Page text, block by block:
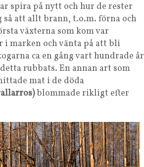
spira på nytt och hur de rester
så att allt brann, t.o.m. förna och
växterna som kom var
i marken och vänta på att bli
ca en gång vart hundrade år
rubbats. En annan art som
mat i de döda
blommade rikligt efter